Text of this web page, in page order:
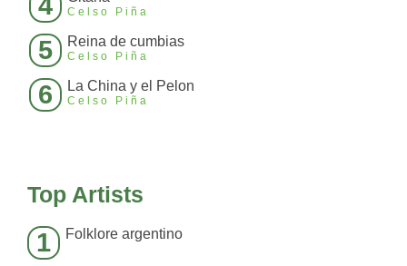
Celso Piña
5 Reina de cumbias
Celso Piña
6 La China y el Pelon
Celso Piña
Top Artists
1 Folklore argentino